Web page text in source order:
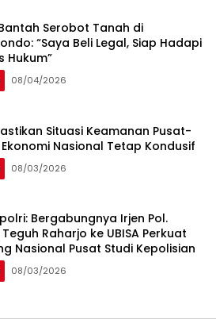
Serobot Tanah di
“Saya Beli Legal, Siap Hadapi
Hukum”
08/04/2026
Situasi Keamanan Pusat-
Nasional Tetap Kondusif
08/03/2026
Bergabungnya Irjen Pol.
Teguh Raharjo ke UBISA Perkuat
Nasional Pusat Studi Kepolisian
08/03/2026